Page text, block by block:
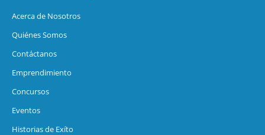
Acerca de Nosotros
Quiénes Somos
Contáctanos
Emprendimiento
Concursos
Eventos
Historias de Exíto